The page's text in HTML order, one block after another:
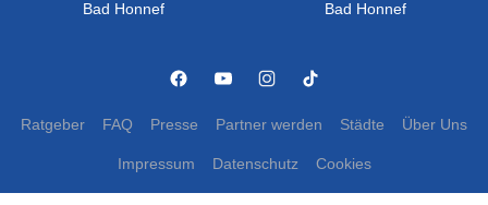
Bad Honnef
Bad Honnef
Ratgeber FAQ Presse Partner werden Städte Über Uns
Impressum Datenschutz Cookies